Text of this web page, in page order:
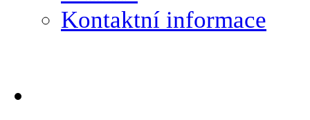
Kontaktní informace